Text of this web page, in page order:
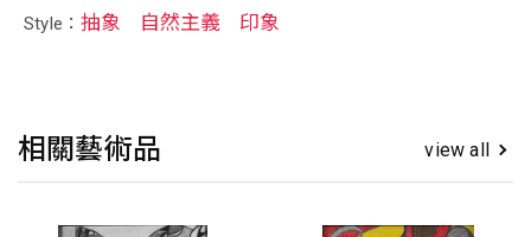
Style：抽象 自然主義 印象
相關藝術品 view all